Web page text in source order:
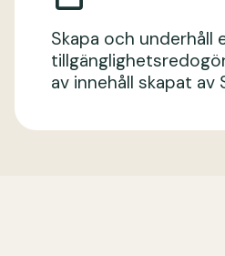
Skapa och underhåll
av innehåll skapat av